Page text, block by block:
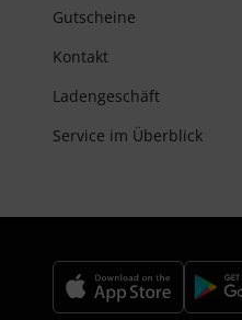
Gutscheine
Kontakt
Ladengeschäft
Service im Überblick